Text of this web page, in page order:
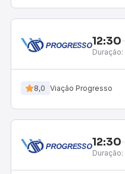
12:30
Duração:
8,0 Viação Progresso
12:30
Duração: